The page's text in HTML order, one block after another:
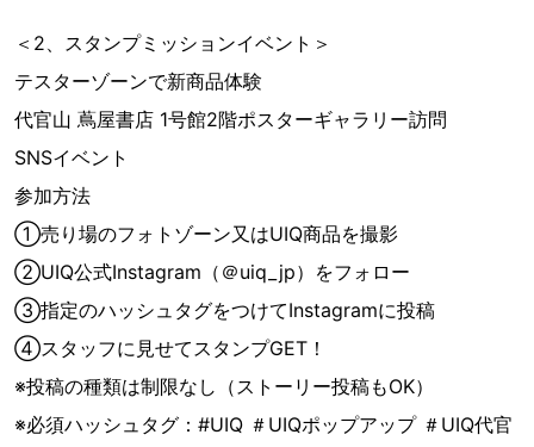
＜2、スタンプミッションイベント＞
テスターゾーンで新商品体験
代官山 蔦屋書店 1号館2階ポスターギャラリー訪問
SNSイベント
参加方法
①売り場のフォトゾーン又はUIQ商品を撮影
②UIQ公式Instagram（＠uiq_jp）をフォロー
③指定のハッシュタグをつけてInstagramに投稿
④スタッフに見せてスタンプGET！
※投稿の種類は制限なし（ストーリー投稿もOK）
※必須ハッシュタグ：#UIQ ＃UIQポップアップ ＃UIQ代官